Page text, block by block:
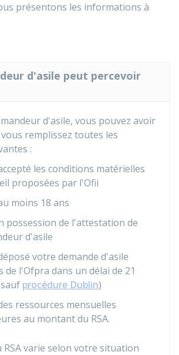
présentons les informations à
d'asile peut percevoir
d'asile, vous pouvez avoir
remplissez toutes les
:
les conditions matérielles
proposées par l'Ofii
moins 18 ans
possession de l'attestation de
d'asile
votre demande d'asile
de l'Ofpra dans un délai de 21
procédure Dublin)
ressources mensuelles
au montant du RSA.
varie selon votre situation